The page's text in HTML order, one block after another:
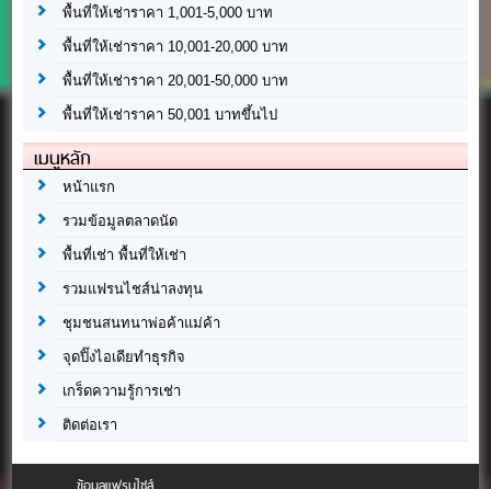
พื้นที่ให้เช่าราคา 1,001-5,000 บาท
พื้นที่ให้เช่าราคา 10,001-20,000 บาท
พื้นที่ให้เช่าราคา 20,001-50,000 บาท
พื้นที่ให้เช่าราคา 50,001 บาทขึ้นไป
เมนูหลัก
หน้าแรก
รวมข้อมูลตลาดนัด
พื้นที่เช่า พื้นที่ให้เช่า
รวมแฟรนไชส์น่าลงทุน
ชุมชนสนทนาพ่อค้าแม่ค้า
จุดปิ๊งไอเดียทำธุรกิจ
เกร็ดความรู้การเช่า
ติดต่อเรา